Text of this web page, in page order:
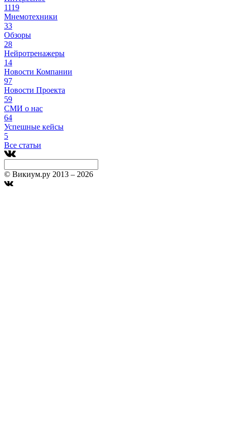
1119
Мнемотехники
33
Обзоры
28
Нейротренажеры
14
Новости Компании
97
Новости Проекта
59
СМИ о нас
64
Успешные кейсы
5
Все статьи
© Викиум.ру 2013 – 2026